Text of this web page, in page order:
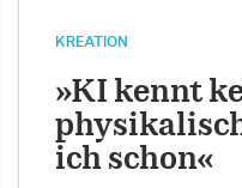
KREATION
»KI kennt
ich schon«